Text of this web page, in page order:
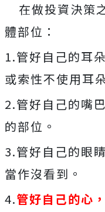
在做投資決策
體部位：
1.管好自己的耳
或索性不使用耳
2.管好自己的嘴
的部位。
3.管好自己的眼
當作沒看到。
4.管好自己的心